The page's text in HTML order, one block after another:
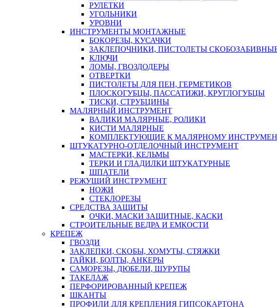
РУЛЕТКИ
УГОЛЬНИКИ
УРОВНИ
ИНСТРУМЕНТЫ МОНТАЖНЫЕ
БОКОРЕЗЫ, КУСАЧКИ
ЗАКЛЕПОЧНИКИ, ПИСТОЛЕТЫ
КЛЮЧИ
ЛОМЫ, ГВОЗДОДЕРЫ
ОТВЕРТКИ
ПИСТОЛЕТЫ ДЛЯ ПЕН, ГЕРМЕТИКОВ
ПЛОСКОГУБЦЫ, ПАССАТИЖИ, КРУГЛОГУБЦЫ
ТИСКИ, СТРУБЦИНЫ
МАЛЯРНЫЙ ИНСТРУМЕНТ
ВАЛИКИ МАЛЯРНЫЕ, РОЛИКИ
КИСТИ МАЛЯРНЫЕ
КОМПЛЕКТУЮЩИЕ К МАЛЯРНОМУ
ШТУКАТУРНО-ОТДЕЛОЧНЫЙ ИНСТРУМЕНТ
МАСТЕРКИ, КЕЛЬМЫ
ТЕРКИ И ГЛАДИЛКИ ШТУКАТУРНЫЕ
ШПАТЕЛИ
РЕЖУЩИЙ ИНСТРУМЕНТ
НОЖИ
СТЕКЛОРЕЗЫ
СРЕДСТВА ЗАЩИТЫ
ОЧКИ, МАСКИ ЗАЩИТНЫЕ, КАСКИ
СТРОИТЕЛЬНЫЕ ВЕДРА И ЕМКОСТИ
КРЕПЕЖ
ГВОЗДИ
ЗАКЛЕПКИ, СКОБЫ, ХОМУТЫ, СТЯЖКИ
ГАЙКИ, БОЛТЫ, АНКЕРЫ
САМОРЕЗЫ, ДЮБЕЛИ, ШУРУПЫ
ТАКЕЛАЖ
ПЕРФОРИРОВАННЫЙ КРЕПЕЖ
ШКАНТЫ
ПРОФИЛИ ДЛЯ КРЕПЛЕНИЯ ГИПСОКАРТОНА